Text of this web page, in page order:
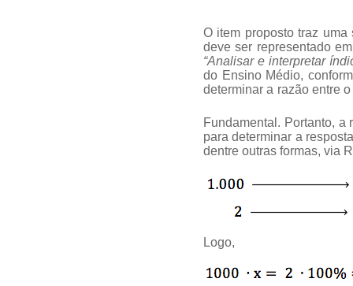
O item proposto traz
deve ser representado
“Analisar e interpretar
do Ensino Médio,
determinar a razão entre
Fundamental. Portanto,
para determinar a
dentre outras formas, via
Logo,